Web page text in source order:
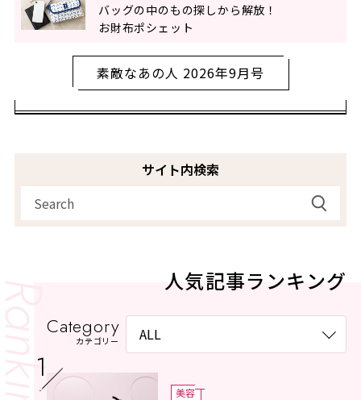
バッグの中のもの探しから解放！
お財布ポシェット
素敵なあの人 2026年9月号
サイト内検索
人気記事ランキング
Category
カテゴリー
美容